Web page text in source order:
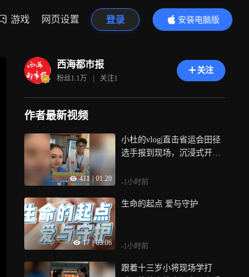
游戏 网页设置 登录
安装电脑版
内容更精彩
西海都市报
粉丝1.1万 | 关注1
关注
作者最新视频
411 01:20
小杜的vlog|直击省运会田径
选手报到现场，沉浸式开箱
小行李箱藏着满满的备战用
-1小时前
17 | 03:06
生命的起点 爱与守护
-1小时前
跟着十三岁小将现场学打